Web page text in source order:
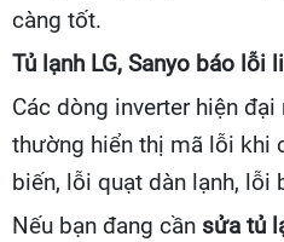
càng tốt.
Tủ lạnh LG, Sanyo báo lỗi
Các dòng inverter hiện đại
thường hiển thị mã lỗi khi
biến, lỗi quạt dàn lạnh, lỗi
Nếu bạn đang cần sửa tủ